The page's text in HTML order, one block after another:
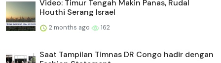
Video: Timur Tengah Makin Panas, Rudal
Houthi Serang Israel
2 months ago 162
Saat Tampilan Timnas DR Congo hadir dengan